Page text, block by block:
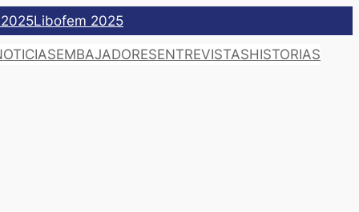
Libofem 2025
EMBAJADORESENTREVISTASHISTORIAS